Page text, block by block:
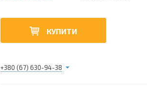
КУПИТИ
+380 (67) 630-94-38